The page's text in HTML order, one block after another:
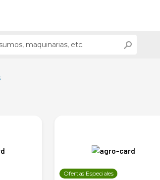
Ofertas Especiales